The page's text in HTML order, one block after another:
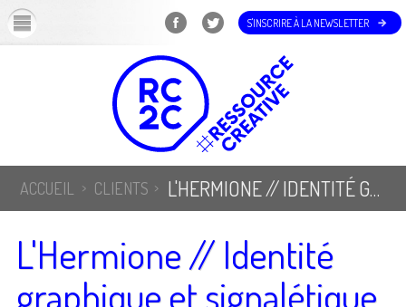
S'INSCRIRE À LA NEWSLETTER
ACCUEIL CLIENTS L'HERMIONE // IDENTITÉ GRAPHIQUE ET SIGNALÉTIQUE DU SITE
L'Hermione // Identité
graphique et signalétique